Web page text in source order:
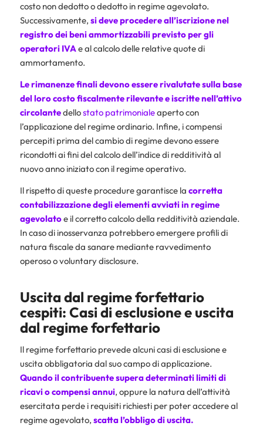
costo non dedotto o dedotto in regime agevolato.
Successivamente, si deve procedere all’iscrizione nel
registro dei beni ammortizzabili previsto per gli
operatori IVAe al calcolo delle relative quote di
ammortamento.
Le rimanenze finali devono essere rivalutate sulla base
del loro costo fiscalmente rilevante e iscritte nell’attivo
circolantedellostato patrimonialeaperto con
l’applicazione del regime ordinario. Infine, i compensi
percepiti prima del cambio di regime devono essere
ricondotti ai fini del calcolo dell’indice di redditività al
nuovo anno iniziato con il regime operativo.
Il rispetto di queste procedure garantisce la corretta
contabilizzazione degli elementi avviati in regime
agevolatoe il corretto calcolo della redditività aziendale.
In caso di inosservanza potrebbero emergere profili di
natura fiscale da sanare mediante ravvedimento
operoso o voluntary disclosure.
Uscita dal regime forfettario
cespiti: Casi di esclusione e uscita
dal regime forfettario
Il regime forfettario prevede alcuni casi di esclusione e
uscita obbligatoria dal suo campo di applicazione.
Quando il contribuente supera determinati limiti di
ricavi o compensi annui, oppure la natura dell’attività
esercitata perde i requisiti richiesti per poter accedere al
regime agevolato, scatta l’obbligo di uscita.